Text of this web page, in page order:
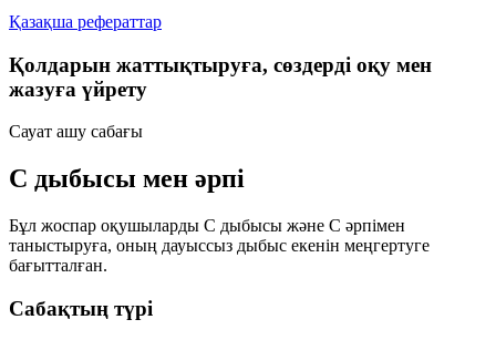
Қазақша рефераттар
Қолдарын жаттықтыруға, сөздерді оқу мен
жазуға үйрету
Сауат ашу сабағы
С дыбысы мен әрпі
Бұл жоспар оқушыларды С дыбысы және С әрпімен
таныстыруға, оның дауыссыз дыбыс екенін меңгертуге
бағытталған.
Сабақтың түрі